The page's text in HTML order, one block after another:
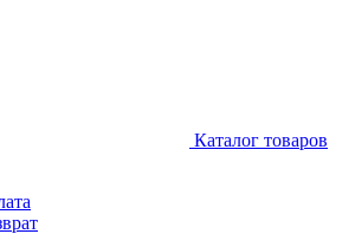
Каталог товаров